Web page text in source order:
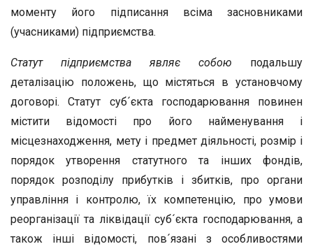
моменту його підписання всіма засновниками
(учасниками) підприємства.
Статут підприємства являє собою подальшу
деталізацію положень, що містяться в установчому
договорі. Статут суб´єкта господарювання повинен
містити відомості про його найменування і
місцезнаходження, мету і предмет діяльності, розмір і
порядок утворення статутного та інших фондів,
порядок розподілу прибутків і збитків, про органи
управління і контролю, їх компетенцію, про умови
реорганізації та ліквідації суб´єкта господарювання, а
також інші відомості, пов´язані з особливостями